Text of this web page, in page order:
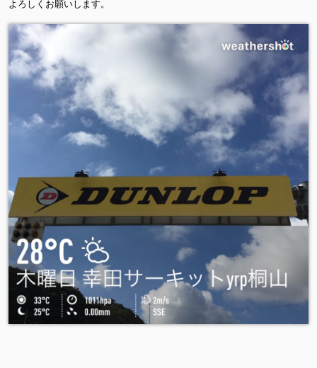
Q
m
3
E
o
w
D
b
_
3
g
4
sJ
d
5
よろしくお願いします。